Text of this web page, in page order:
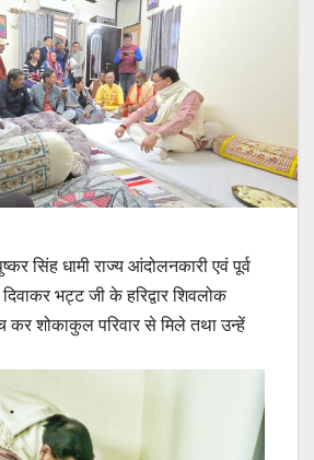
सिंह धामी राज्य आंदोलनकारी एवं पूर्व
भट्ट जी के हरिद्वार शिवलोक
शोकाकुल परिवार से मिले तथा उन्हें